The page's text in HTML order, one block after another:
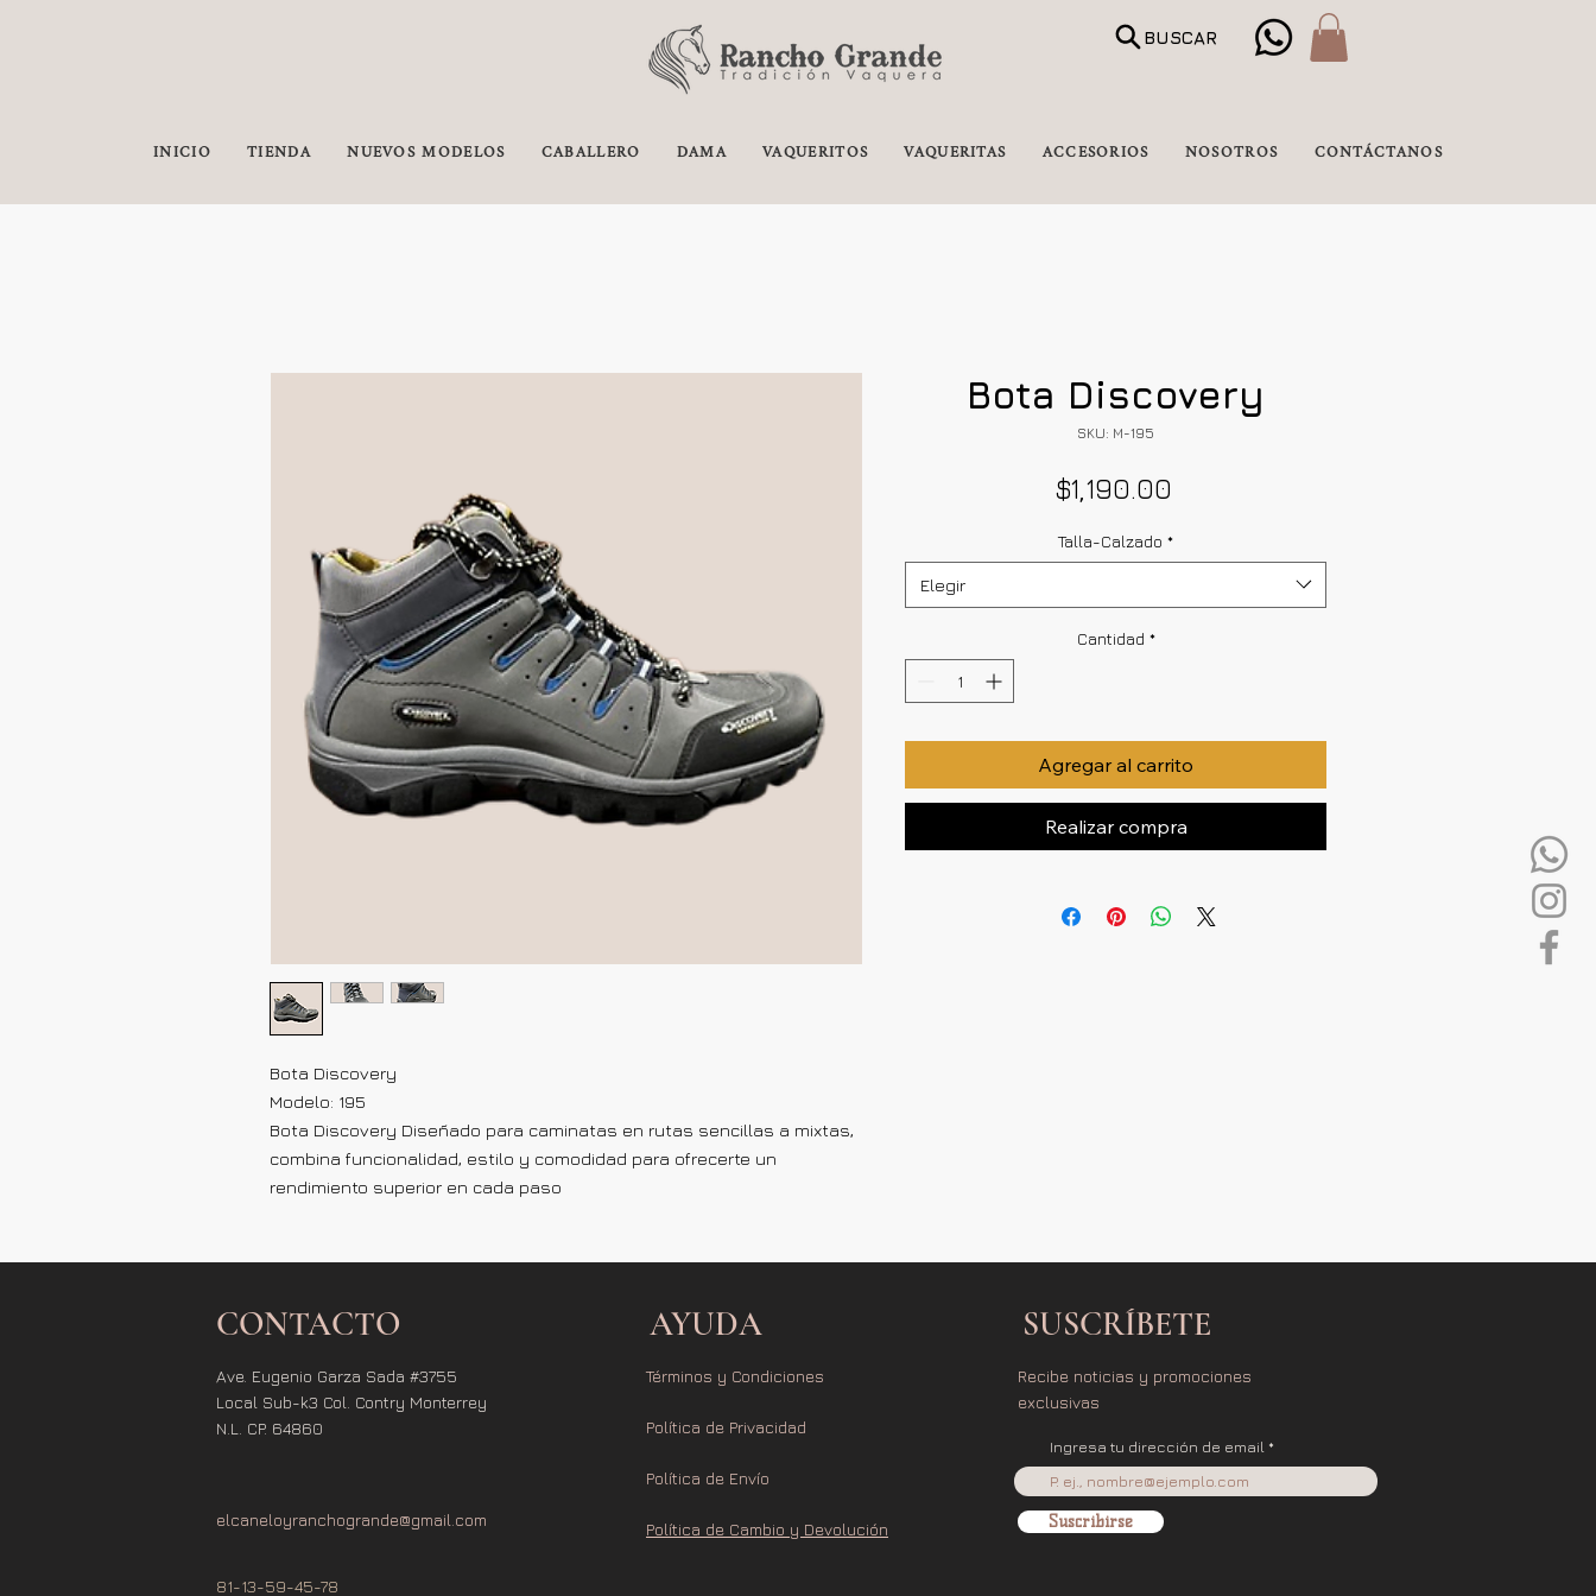
BUSCAR
INICIO TIENDA NUEVOS MODELOS CABALLERO DAMA VAQUERITOS VAQUERITAS ACCESORIOS NOSOTROS CONTÁCTANOS
Bota Discovery
Modelo: 195
Bota Discovery Diseñado para caminatas en rutas sencillas a mixtas,
combina funcionalidad, estilo y comodidad para ofrecerte un
rendimiento superior en cada paso
Bota Discovery
SKU: M-195
$1,190.00
Talla-Calzado *
Elegir
Cantidad *
Agregar al carrito
Realizar compra
CONTACTO
Ave. Eugenio Garza Sada #3755
Local Sub-k3 Col. Contry Monterrey
N.L. CP. 64860
elcaneloyranchogrande@gmail.com
81-13-59-45-78
AYUDA
Términos y Condiciones
Política de Privacidad
Política de Envío
Política de Cambio y Devolución
SUSCRÍBETE
Recibe noticias y promociones
exclusivas
Ingresa tu dirección de email
Suscribirse